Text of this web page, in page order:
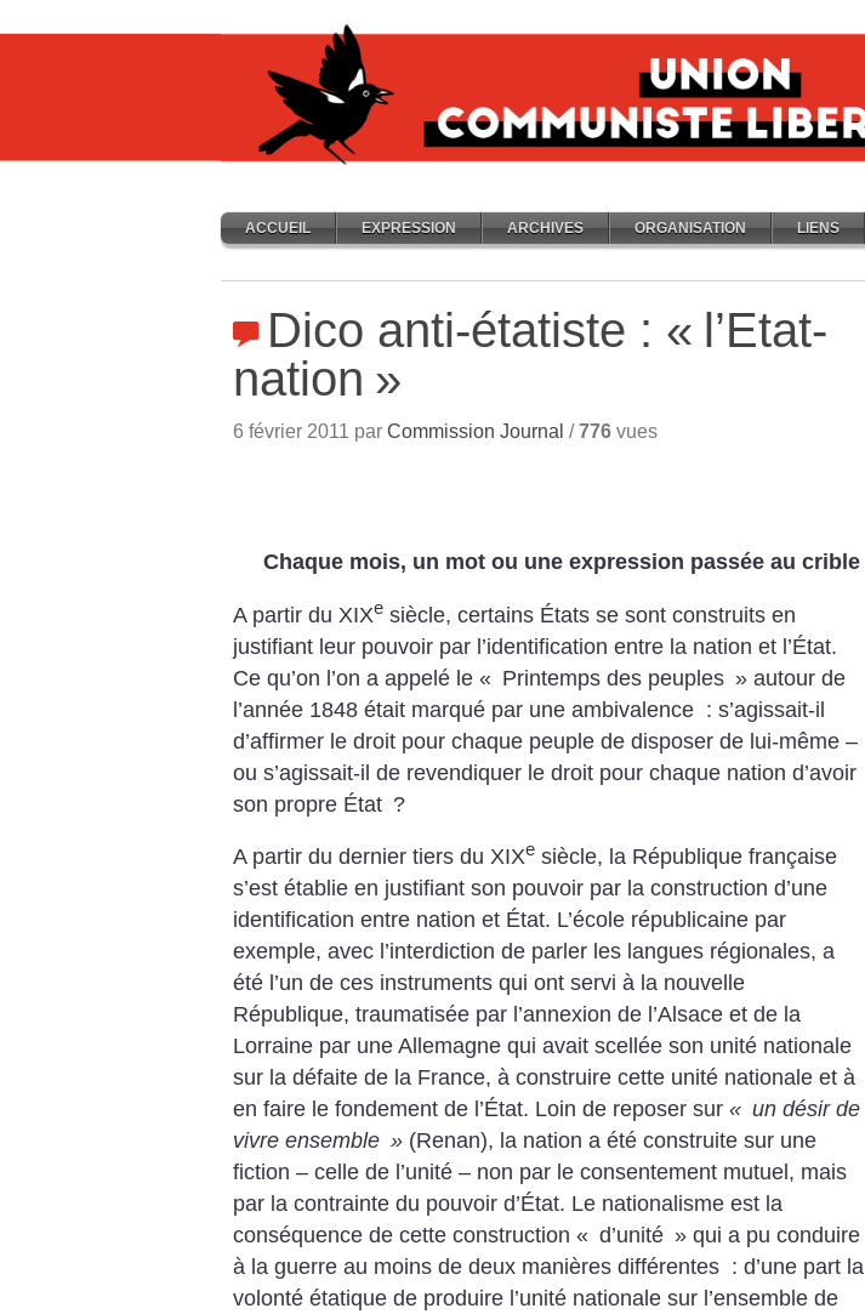
ACCUEIL EXPRESSION ARCHIVES ORGANISATION LIENS
Dico anti-étatiste : « l’Etat-
nation »
6 février 2011 par Commission Journal /776 vues
Chaque mois, un mot ou une expression passée au crible
A partir du XIXe siècle, certains États se sont construits en
justifiant leur pouvoir par l’identification entre la nation et l’État.
Ce qu’on l’on a appelé le « Printemps des peuples » autour de
l’année 1848 était marqué par une ambivalence : s’agissait-il
d’affirmer le droit pour chaque peuple de disposer de lui-même –
ou s’agissait-il de revendiquer le droit pour chaque nation d’avoir
son propre État ?
A partir du dernier tiers du XIXe siècle, la République française
s’est établie en justifiant son pouvoir par la construction d’une
identification entre nation et État. L’école républicaine par
exemple, avec l’interdiction de parler les langues régionales, a
été l’un de ces instruments qui ont servi à la nouvelle
République, traumatisée par l’annexion de l’Alsace et de la
Lorraine par une Allemagne qui avait scellée son unité nationale
sur la défaite de la France, à construire cette unité nationale et à
en faire le fondement de l’État. Loin de reposer sur « un désir de
vivre ensemble » (Renan), la nation a été construite sur une
fiction – celle de l’unité – non par le consentement mutuel, mais
par la contrainte du pouvoir d’État. Le nationalisme est la
conséquence de cette construction « d’unité » qui a pu conduire
à la guerre au moins de deux manières différentes : d’une part la
volonté étatique de produire l’unité nationale sur l’ensemble de